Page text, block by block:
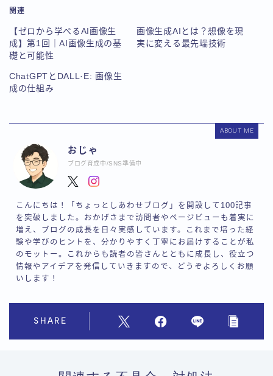
関連
【ゼロから学べるAI画像生
成】第1回｜AI画像生成の基
礎と可能性
画像生成AIとは？想像を現
実に変える最先端技術
ChatGPTとDALL·E: 画像生
成の仕組み
ABOUT ME
おじゃ
ブログ育成中/SNS準備中
こんにちは！「ちょっとしあわせブログ」を開設して100記事
を突破しました。おかげさまで訪問者やページビューも着実に
増え、ブログの成長を日々実感しています。これまで培った経
験や学びのヒントを、分かりやすく丁寧にお届けすることが私
のモットー。これからも読者の皆さんとともに成長し、役立つ
情報やアイデアを発信していきますので、どうぞよろしくお願
いします！
SHARE